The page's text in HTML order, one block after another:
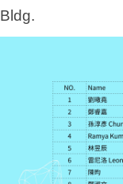
Bldg.